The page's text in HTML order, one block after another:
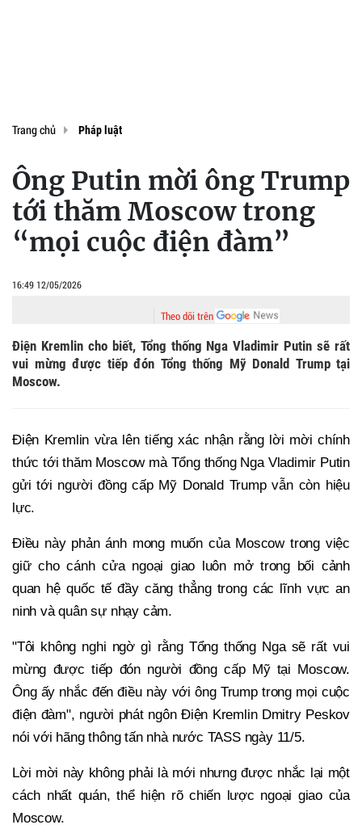
Trang chủ Pháp luật
Ông Putin mời ông Trump
tới thăm Moscow trong
“mọi cuộc điện đàm”
16:49 12/05/2026
Theo dõi trên
Điện Kremlin cho biết, Tổng thống Nga Vladimir Putin sẽ rất
vui mừng được tiếp đón Tổng thống Mỹ Donald Trump tại
Moscow.
Điện Kremlin vừa lên tiếng xác nhận rằng lời mời chính
thức tới thăm Moscow mà Tổng thống Nga Vladimir Putin
gửi tới người đồng cấp Mỹ Donald Trump vẫn còn hiệu
lực.
Điều này phản ánh mong muốn của Moscow trong việc
giữ cho cánh cửa ngoại giao luôn mở trong bối cảnh
quan hệ quốc tế đầy căng thẳng trong các lĩnh vực an
ninh và quân sự nhạy cảm.
"Tôi không nghi ngờ gì rằng Tổng thống Nga sẽ rất vui
mừng được tiếp đón người đồng cấp Mỹ tại Moscow.
Ông ấy nhắc đến điều này với ông Trump trong mọi cuộc
điện đàm", người phát ngôn Điện Kremlin Dmitry Peskov
nói với hãng thông tấn nhà nước TASS ngày 11/5.
Lời mời này không phải là mới nhưng được nhắc lại một
cách nhất quán, thể hiện rõ chiến lược ngoại giao của
Moscow.